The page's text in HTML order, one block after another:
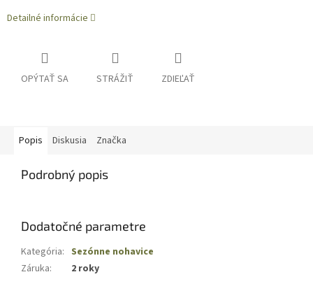
Detailné informácie
OPÝTAŤ SA STRÁŽIŤ ZDIEĽAŤ
Popis Diskusia Značka
Podrobný popis
Dodatočné parametre
Kategória: Sezónne nohavice
Záruka: 2 roky